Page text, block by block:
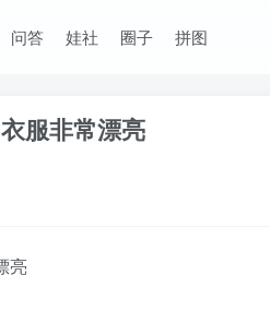
问答 娃社 圈子 拼图
服非常漂亮
亮